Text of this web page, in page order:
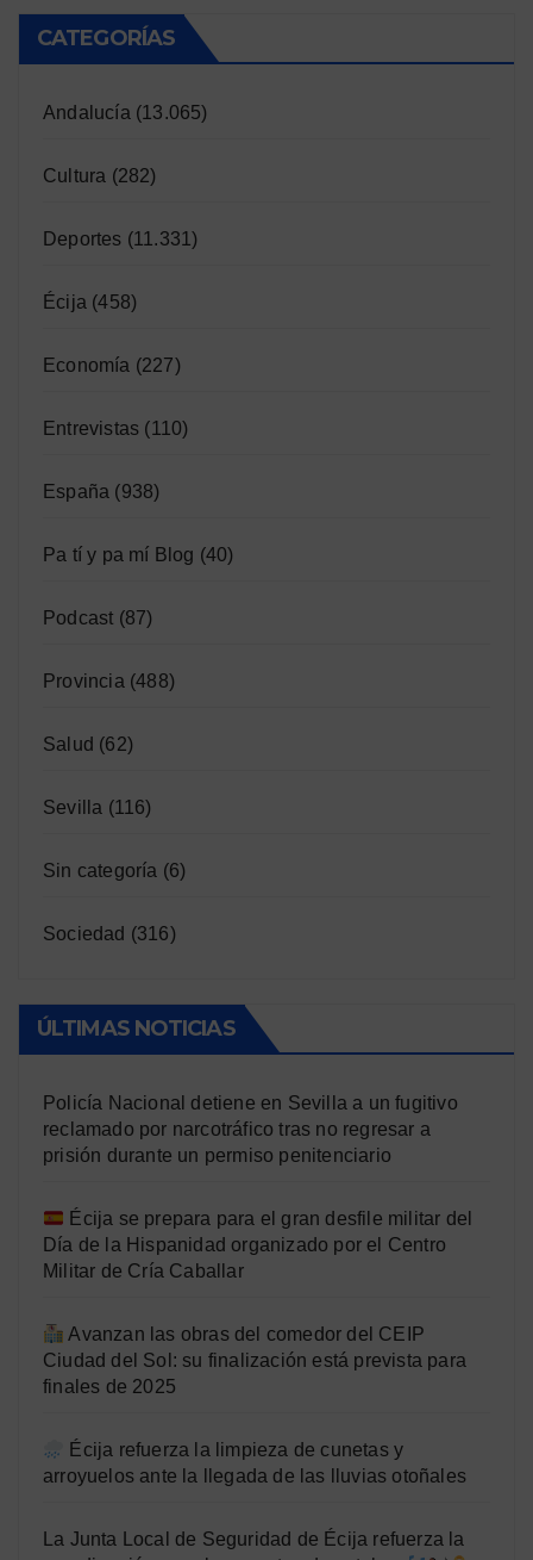
CATEGORÍAS
Andalucía (13.065)
Cultura (282)
Deportes (11.331)
Écija (458)
Economía (227)
Entrevistas (110)
España (938)
Pa tí y pa mí Blog (40)
Podcast (87)
Provincia (488)
Salud (62)
Sevilla (116)
Sin categoría (6)
Sociedad (316)
ÚLTIMAS NOTICIAS
Policía Nacional detiene en Sevilla a un fugitivo
reclamado por narcotráfico tras no regresar a
prisión durante un permiso penitenciario
Écija se prepara para el gran desfile militar del
Día de la Hispanidad organizado por el Centro
Militar de Cría Caballar
Avanzan las obras del comedor del CEIP
Ciudad del Sol: su finalización está prevista para
finales de 2025
Écija refuerza la limpieza de cunetas y
arroyuelos ante la llegada de las lluvias otoñales
La Junta Local de Seguridad de Écija refuerza la